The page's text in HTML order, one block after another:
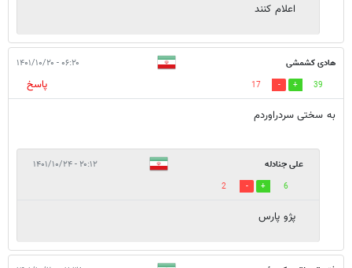
اعلام کنند
هادی کشمشی ۰۶:۲۰ - ۱۴۰۱/۱۰/۲۰
39
17
پاسخ
به سختی سردراوردم
علی جنادله ۲۰:۱۲ - ۱۴۰۱/۱۰/۲۴
6
2
پژو پارس